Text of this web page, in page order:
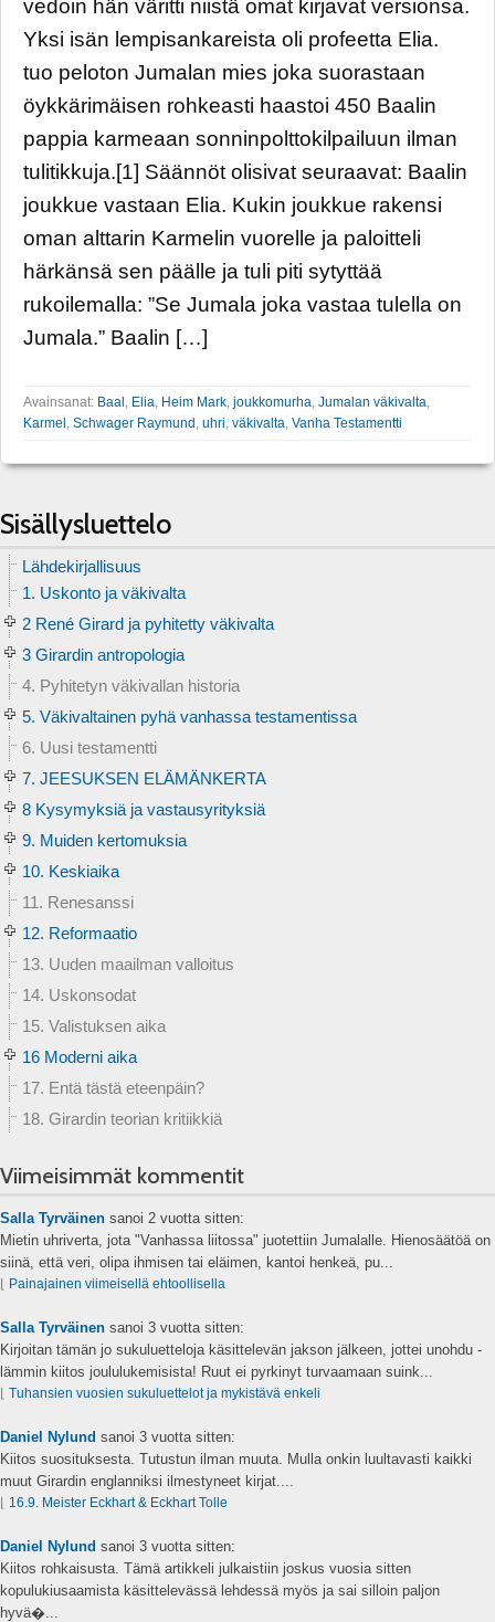
vedoin hän väritti niistä omat kirjavat versionsa.
Yksi isän lempisankareista oli profeetta Elia.
tuo peloton Jumalan mies joka suorastaan
öykkärimäisen rohkeasti haastoi 450 Baalin
pappia karmeaan sonninpolttokilpailuun ilman
tulitikkuja.[1] Säännöt olisivat seuraavat: Baalin
joukkue vastaan Elia. Kukin joukkue rakensi
oman alttarin Karmelin vuorelle ja paloitteli
härkänsä sen päälle ja tuli piti sytyttää
rukoilemalla: ”Se Jumala joka vastaa tulella on
Jumala.” Baalin […]
Avainsanat: Baal , Elia, Heim Mark, joukkomurha, Jumalan väkivalta,
Karmel , Schwager Raymund , uhri, väkivalta, Vanha Testamentti
Sisällysluettelo
Lähdekirjallisuus
1. Uskonto ja väkivalta
2 René Girard ja pyhitetty väkivalta
3 Girardin antropologia
4. Pyhitetyn väkivallan historia
5. Väkivaltainen pyhä vanhassa testamentissa
6. Uusi testamentti
7. JEESUKSEN ELÄMÄNKERTA
8 Kysymyksiä ja vastausyrityksiä
9. Muiden kertomuksia
10. Keskiaika
11. Renesanssi
12. Reformaatio
13. Uuden maailman valloitus
14. Uskonsodat
15. Valistuksen aika
16 Moderni aika
17. Entä tästä eteenpäin?
18. Girardin teorian kritiikkiä
Viimeisimmät kommentit
Salla Tyrväinen sanoi 2 vuotta sitten:
Mietin uhriverta, jota "Vanhassa liitossa" juotettiin Jumalalle. Hienosäätöä on
siinä, että veri, olipa ihmisen tai eläimen, kantoi henkeä, pu...
Painajainen viimeisellä ehtoollisella
Salla Tyrväinen sanoi 3 vuotta sitten:
Kirjoitan tämän jo sukuluetteloja käsittelevän jakson jälkeen, jottei unohdu -
lämmin kiitos joululukemisista! Ruut ei pyrkinyt turvaamaan suink...
Tuhansien vuosien sukuluettelot ja mykistävä enkeli
Daniel Nylund sanoi 3 vuotta sitten:
Kiitos suosituksesta. Tutustun ilman muuta. Mulla onkin luultavasti kaikki
muut Girardin englanniksi ilmestyneet kirjat....
16.9. Meister Eckhart & Eckhart Tolle
Daniel Nylund sanoi 3 vuotta sitten:
Kiitos rohkaisusta. Tämä artikkeli julkaistiin joskus vuosia sitten
kopulukiusaamista käsittelevässä lehdessä myös ja sai silloin paljon
hyvä�...